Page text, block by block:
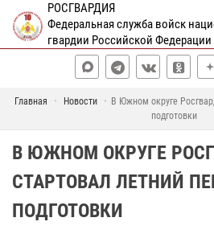
РОСГВАРДИЯ
Федеральная служба войск
гвардии Российской Федерации
Главная Новости
В Южном округе
подготовки
В ЮЖНОМ ОКРУГЕ
СТАРТОВАЛ ЛЕТНИЙ
ПОДГОТОВКИ